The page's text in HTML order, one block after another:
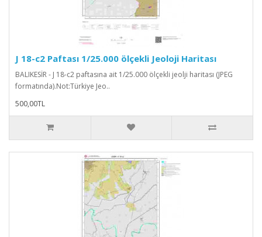
J 18-c2 Paftası 1/25.000 ölçekli Jeoloji Haritası
BALIKESİR - J 18-c2 paftasına ait 1/25.000 ölçekli jeolji haritası (JPEG
formatında).Not:Türkiye Jeo..
500,00TL